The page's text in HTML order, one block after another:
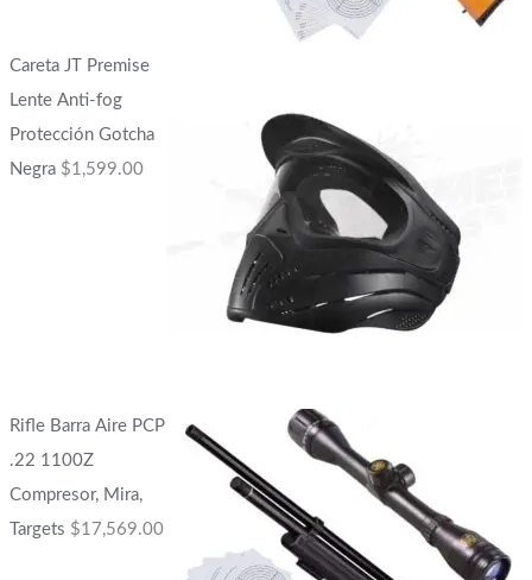
Careta JT Premise
Lente Anti-fog
Protección Gotcha
Negra $1,599.00
Rifle Barra Aire PCP
.22 1100Z
Compresor, Mira,
Targets $17,569.00